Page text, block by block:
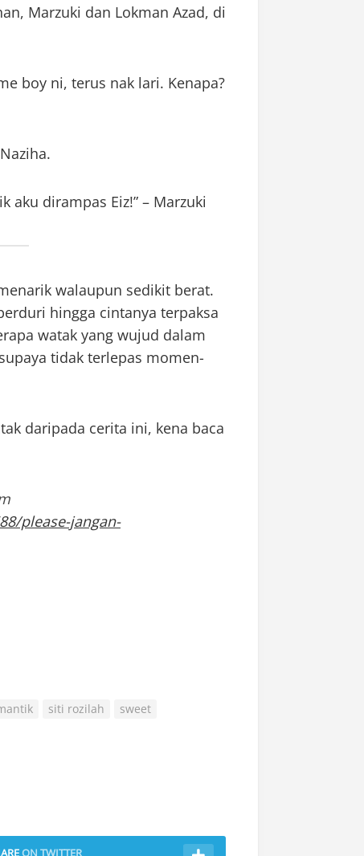
Marzuki dan Lokman Azad, di
boy ni, terus nak lari. Kenapa?
aku dirampas Eiz!” – Marzuki
walaupun sedikit berat.
hingga cintanya terpaksa
watak yang wujud dalam
tidak terlepas momen-
daripada cerita ini, kena baca
please-jangan-
siti rozilah
sweet
ON TWITTER